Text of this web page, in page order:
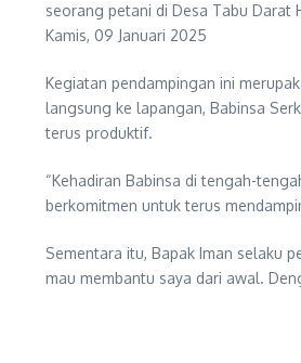
seorang petani di Desa Tabu Darat
Kamis, 09 Januari 2025
Kegiatan pendampingan ini
langsung ke lapangan, Babinsa
terus produktif.
“Kehadiran Babinsa di tengah-
berkomitmen untuk terus
Sementara itu, Bapak Iman selaku
mau membantu saya dari awal.